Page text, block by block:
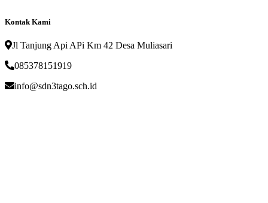
Kontak Kami
Jl Tanjung Api APi Km 42 Desa Muliasari
085378151919
info@sdn3tago.sch.id